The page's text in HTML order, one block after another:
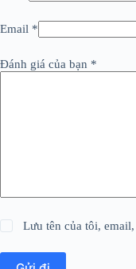
Email *
Đánh giá của bạn *
Lưu tên của tôi,